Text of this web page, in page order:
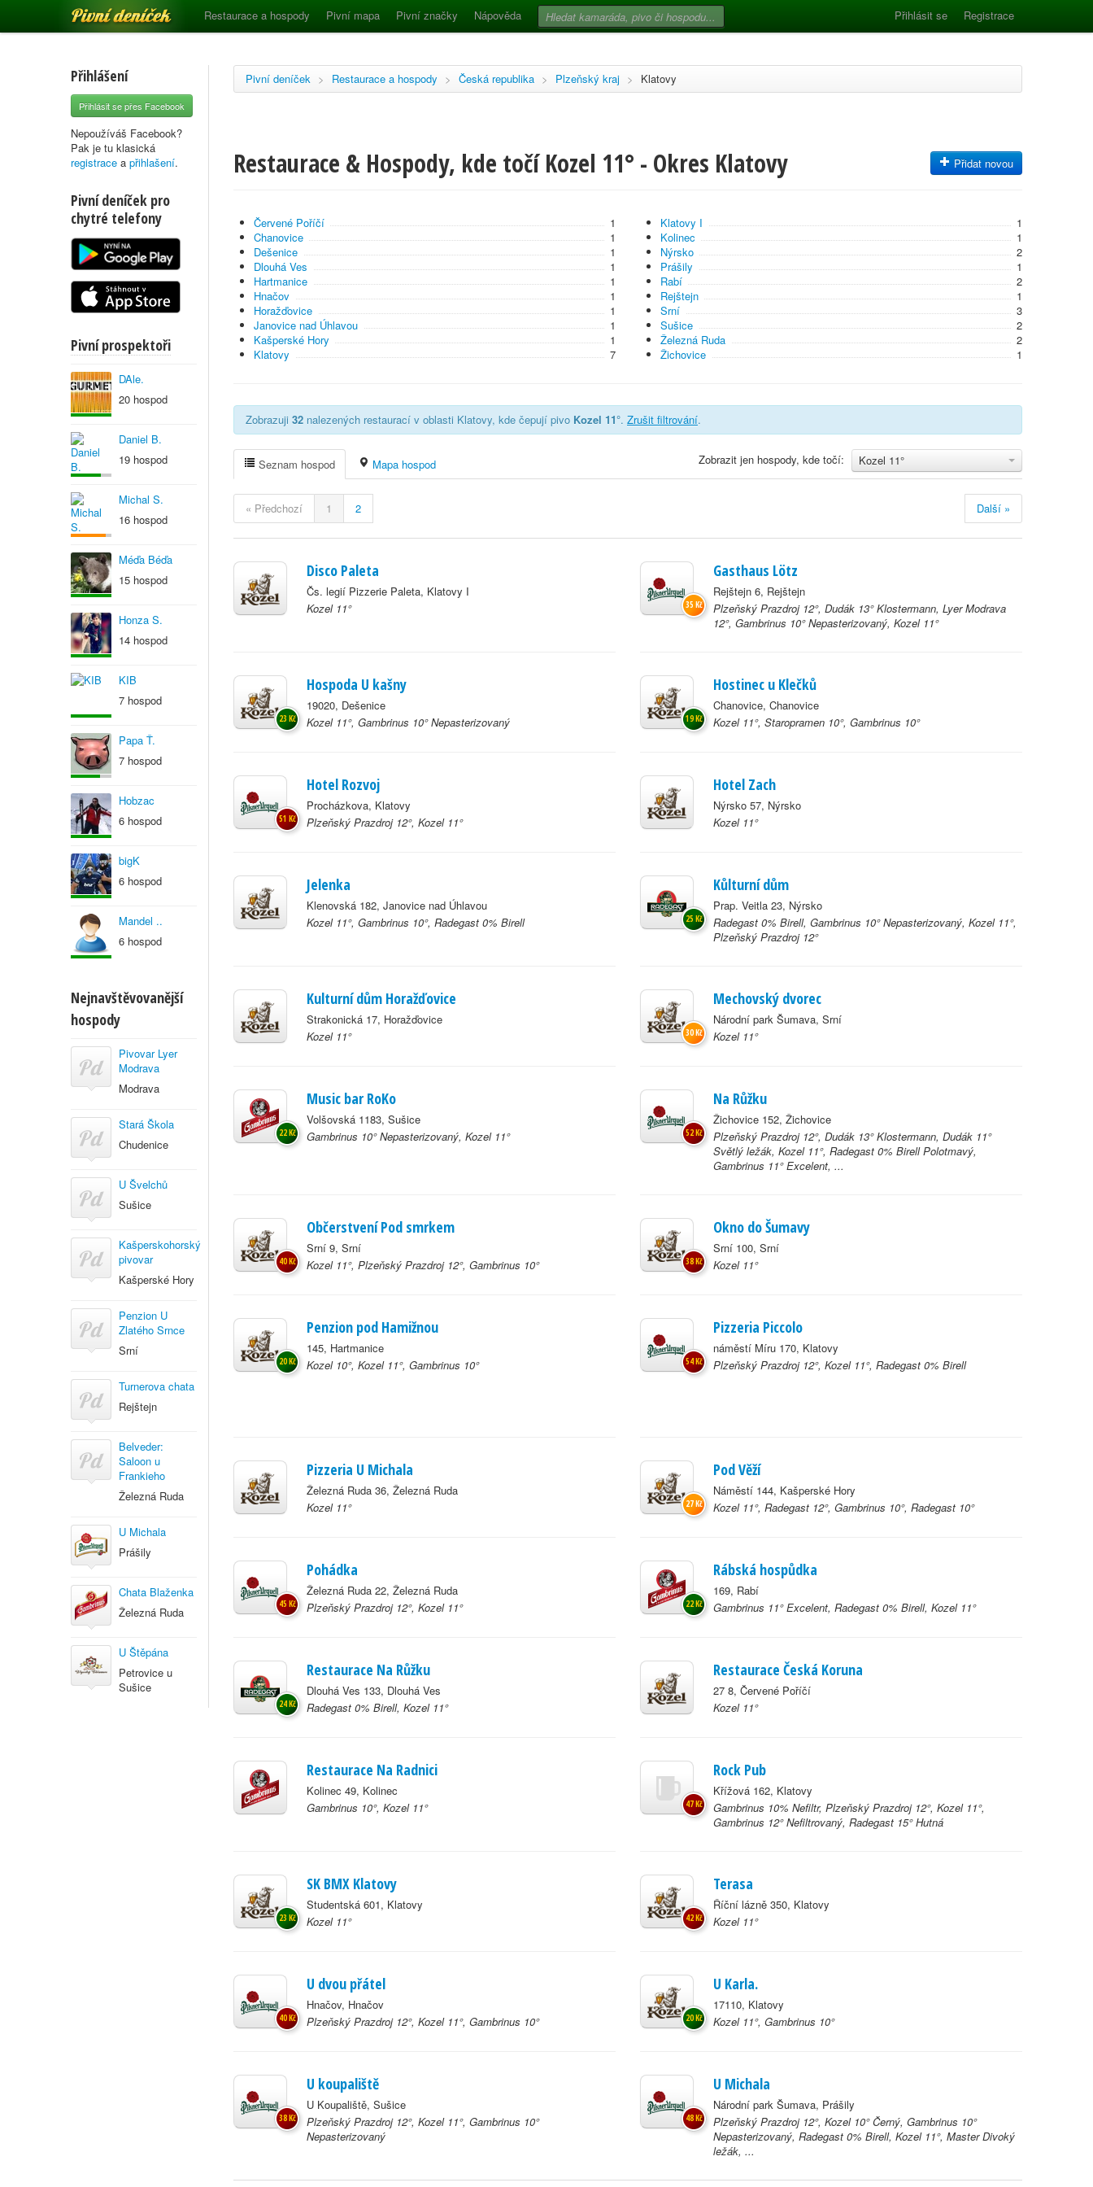
Pivní deníček Restaurace a hospody Pivní mapa Pivní značky Nápověda Přihlásit se Registrace
Přihlášení
Přihlásit se přes Facebook
Nepoužíváš Facebook?
Pak je tu klasická
registrace a přihlašení.
Pivní deníček pro
chytré telefony
Pivní prospektoři
DAle.
20 hospod
Daniel B.
19 hospod
Michal S.
16 hospod
Méďa Béďa
15 hospod
Honza S.
14 hospod
KIB
7 hospod
Papa Ť.
7 hospod
Hobzac
6 hospod
bigK
6 hospod
Mandel ..
6 hospod
Nejnavštěvovanější
hospody
Pivovar Lyer
Modrava
Modrava
Stará Škola
Chudenice
U Švelchů
Sušice
Kašperskohorský
pivovar
Kašperské Hory
Penzion U
Zlatého Srnce
Srní
Turnerova chata
Rejštejn
Belveder:
Saloon u
Frankieho
Železná Ruda
U Michala
Prášily
Chata Blaženka
Železná Ruda
U Štěpána
Petrovice u
Sušice
Pivní deníček > Restaurace a hospody > Česká republika > Plzeňský kraj > Klatovy
Restaurace & Hospody, kde točí Kozel 11° - Okres Klatovy Přidat novou
Červené Poříčí
1
Chanovice
1
Dešenice
1
Dlouhá Ves
1
Hartmanice
1
Hnačov
1
Horažďovice
1
Janovice nad Úhlavou
1
Kašperské Hory
1
Klatovy
7
Klatovy I
1
Kolinec
1
Nýrsko
2
Prášily
1
Rabí
2
Rejštejn
1
Srní
3
Sušice
2
Železná Ruda
2
Žichovice
1
Zobrazuji 32 nalezených restaurací v oblasti Klatovy, kde čepují pivo Kozel 11°. Zrušit filtrování.
Kozel 11°
Zobrazit jen hospody, kde točí:
Seznam hospod Mapa hospod
« Předchozí 1 2 Další »
Disco Paleta
Čs. legií Pizzerie Paleta, Klatovy I
Kozel 11°
Gasthaus Lötz
Rejštejn 6, Rejštejn
Plzeňský Prazdroj 12°, Dudák 13° Klostermann, Lyer Modrava
12°, Gambrinus 10° Nepasterizovaný, Kozel 11°
35 Kč
Hospoda U kašny
19020, Dešenice
Kozel 11°, Gambrinus 10° Nepasterizovaný
23 Kč
Hostinec u Klečků
Chanovice, Chanovice
Kozel 11°, Staropramen 10°, Gambrinus 10°
19 Kč
Hotel Rozvoj
Procházkova, Klatovy
Plzeňský Prazdroj 12°, Kozel 11°
51 Kč
Hotel Zach
Nýrsko 57, Nýrsko
Kozel 11°
Jelenka
Klenovská 182, Janovice nad Úhlavou
Kozel 11°, Gambrinus 10°, Radegast 0% Birell
Kůlturní dům
Prap. Veitla 23, Nýrsko
Radegast 0% Birell, Gambrinus 10° Nepasterizovaný, Kozel 11°,
Plzeňský Prazdroj 12°
25 Kč
Kulturní dům Horažďovice
Strakonická 17, Horažďovice
Kozel 11°
Mechovský dvorec
Národní park Šumava, Srní
Kozel 11°
30 Kč
Music bar RoKo
Volšovská 1183, Sušice
Gambrinus 10° Nepasterizovaný, Kozel 11°
22 Kč
Na Růžku
Žichovice 152, Žichovice
Plzeňský Prazdroj 12°, Dudák 13° Klostermann, Dudák 11°
Světlý ležák, Kozel 11°, Radegast 0% Birell Polotmavý,
Gambrinus 11° Excelent, ...
52 Kč
Občerstvení Pod smrkem
Srní 9, Srní
Kozel 11°, Plzeňský Prazdroj 12°, Gambrinus 10°
40 Kč
Okno do Šumavy
Srní 100, Srní
Kozel 11°
38 Kč
Penzion pod Hamižnou
145, Hartmanice
Kozel 10°, Kozel 11°, Gambrinus 10°
20 Kč
Pizzeria Piccolo
náměstí Míru 170, Klatovy
Plzeňský Prazdroj 12°, Kozel 11°, Radegast 0% Birell
54 Kč
Pizzeria U Michala
Železná Ruda 36, Železná Ruda
Kozel 11°
Pod Věží
Náměstí 144, Kašperské Hory
Kozel 11°, Radegast 12°, Gambrinus 10°, Radegast 10°
27 Kč
Pohádka
Železná Ruda 22, Železná Ruda
Plzeňský Prazdroj 12°, Kozel 11°
45 Kč
Rábská hospůdka
169, Rabí
Gambrinus 11° Excelent, Radegast 0% Birell, Kozel 11°
22 Kč
Restaurace Na Růžku
Dlouhá Ves 133, Dlouhá Ves
Radegast 0% Birell, Kozel 11°
24 Kč
Restaurace Česká Koruna
27 8, Červené Poříčí
Kozel 11°
Restaurace Na Radnici
Kolinec 49, Kolinec
Gambrinus 10°, Kozel 11°
Rock Pub
Křížová 162, Klatovy
Gambrinus 10% Nefiltr, Plzeňský Prazdroj 12°, Kozel 11°,
Gambrinus 12° Nefiltrovaný, Radegast 15° Hutná
47 Kč
SK BMX Klatovy
Studentská 601, Klatovy
Kozel 11°
23 Kč
Terasa
Říční lázně 350, Klatovy
Kozel 11°
42 Kč
U dvou přátel
Hnačov, Hnačov
Plzeňský Prazdroj 12°, Kozel 11°, Gambrinus 10°
40 Kč
U Karla.
17110, Klatovy
Kozel 11°, Gambrinus 10°
20 Kč
U koupaliště
U Koupaliště, Sušice
Plzeňský Prazdroj 12°, Kozel 11°, Gambrinus 10°
Nepasterizovaný
38 Kč
U Michala
Národní park Šumava, Prášily
Plzeňský Prazdroj 12°, Kozel 10° Černý, Gambrinus 10°
Nepasterizovaný, Radegast 0% Birell, Kozel 11°, Master Divoký
ležák, ...
48 Kč